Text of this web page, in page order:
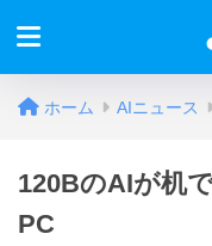
ホーム AIニュース
120BのAIが机
PC